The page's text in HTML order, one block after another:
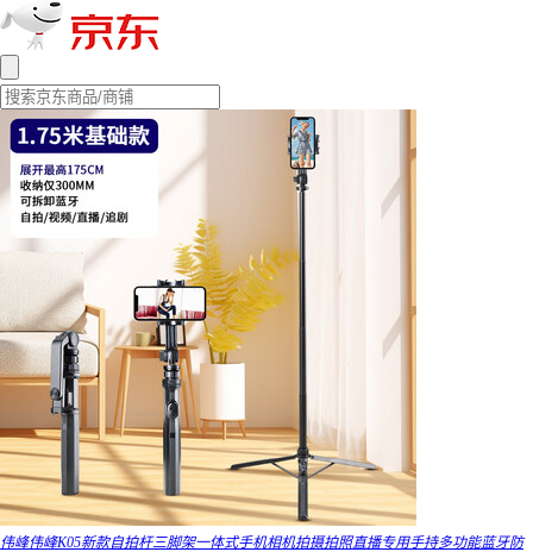
伟峰伟峰K05新款自拍杆三脚架一体式手机相机拍摄拍照直播专用手持多功能蓝牙防